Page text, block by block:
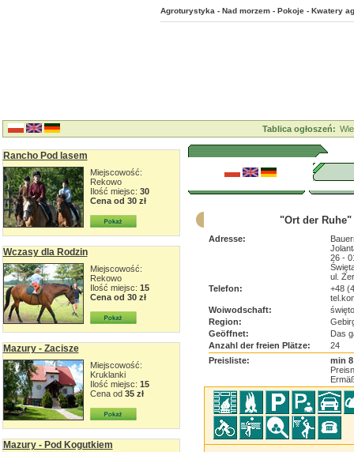
Agroturystyka - Nad morzem - Pokoje - Kwatery
Tablica ogłoszeń:
Rancho Pod lasem
Miejscowość:
Rekowo
Ilość miejsc: 30
Cena od 30 zł
Wczasy dla Rodzin
Miejscowość:
Rekowo
Ilość miejsc: 15
Cena od 30 zł
Mazury - Zacisze
Miejscowość:
Kruklanki
Ilość miejsc: 15
Cena od 35 zł
Mazury - Pod Kogutkiem
"Ort der
Adresse:
26 -
ul.
Telefon:
+48
Woiwodschaft:
Region:
Geöffnet:
Das
Anzahl der freien Plätze:
24
Preisliste:
min 8